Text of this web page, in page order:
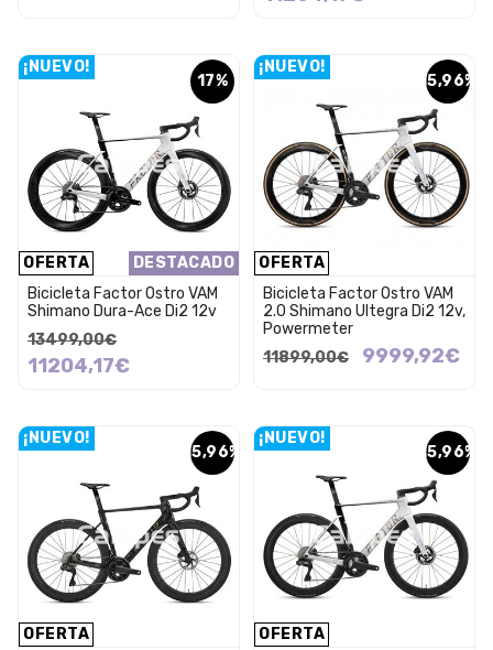
17%
OFERTA DESTACADO
¡NUEVO!
Bicicleta Factor Ostro VAM
Shimano Dura-Ace Di2 12v
13499,00€
11204,17€
15,96%
OFERTA
¡NUEVO!
Bicicleta Factor Ostro VAM
2.0 Shimano Ultegra Di2 12v,
Powermeter
11899,00€
9999,92€
15,96%
OFERTA
¡NUEVO!
15,96%
OFERTA
¡NUEVO!